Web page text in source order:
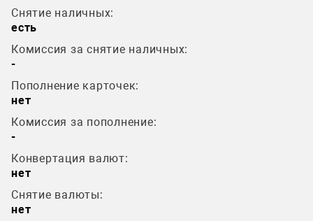
Снятие наличных:
есть
Комиссия за снятие наличных:
-
Пополнение карточек:
нет
Комиссия за пополнение:
-
Конвертация валют:
нет
Снятие валюты:
нет